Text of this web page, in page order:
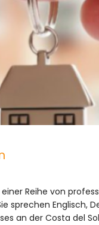
Reihe von
sprechen Englisch,
an der Costa del